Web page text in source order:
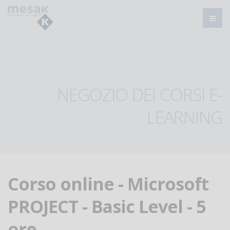
NEGOZIO DEI CORSI E-
LEARNING
Corso online - Microsoft
PROJECT - Basic Level - 5